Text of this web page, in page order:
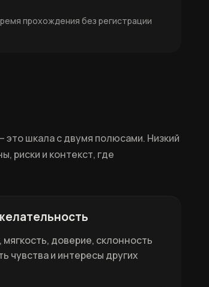
прохождения без регистрации
шкала с двумя полюсами. Низкий
риски и контекст, где
мягкость, доверие, склонность
чувства и интересы других